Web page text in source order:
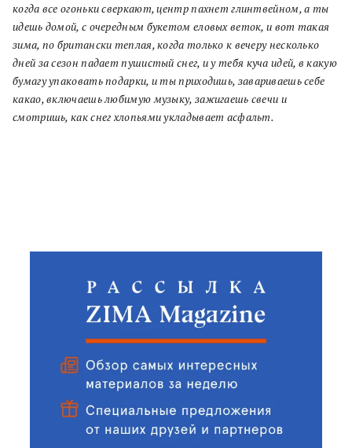
когда все огоньки сверкают, центр пахнет глинтвейном, а ты
идешь домой, с очередным букетом еловых веток, и вот такая
зима, по британски теплая, когда только к вечеру несколько
дней за сезон падает пушистый снег, и у тебя куча идей, в какую
бумагу упаковать подарки, и ты приходишь, завариваешь себе
какао, включаешь любимую музыку, зажигаешь свечи и
смотришь, как снег хлопьями укладывает асфальт.